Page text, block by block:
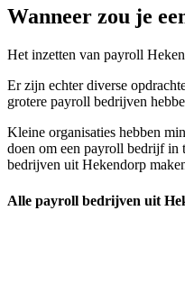
Wanneer zou je
Het inzetten van payroll
Er zijn echter diverse
grotere payroll bedrijven
Kleine organisaties hebben
doen om een payroll bedrijf in
bedrijven uit Hekendorp
Alle payroll bedrijven uit